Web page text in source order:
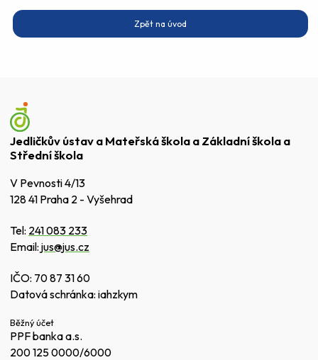
Zpět na úvod
Jedličkův ústav a Mateřská škola a Základní škola a
Střední škola
V Pevnosti 4/13
128 41 Praha 2 - Vyšehrad
Tel: 241 083 233
Email: jus@jus.cz
IČO: 70 87 31 60
Datová schránka: iahzkym
Běžný účet
PPF banka a.s.
200 125 0000/6000